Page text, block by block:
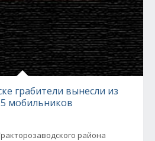
грабители вынесли из
мобильников
района